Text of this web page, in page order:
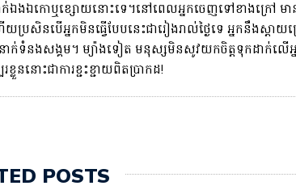
ាក់​ឯង​ឯកោ​ឬ​ខ្សោយ​នោះ​ទេ។នៅពេលអ្នកចេញទៅខាងក្រៅ មានស្
ប្រសិនបើអ្នកមិនធ្វើបែបនេះជារៀងរាល់ថ្ងៃទេ អ្នកនឹងស្ដាយក្រ
ាក់ទំនងសង្គម។ ម្យ៉ាងទៀត មនុស្ស​មិន​សូវ​យក​ចិត្ត​ទុក​ដាក់​លើ​អ្ន
លួន​នោះ​ជា​ការ​ខ្ជះខ្ជាយ​ពិត​ប្រាកដ!
POSTS